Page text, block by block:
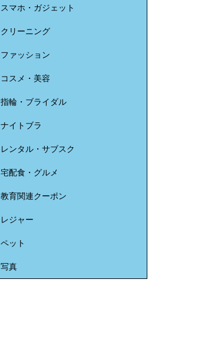
スマホ・ガジェット
クリーニング
ファッション
コスメ・美容
指輪・ブライダル
ナイトブラ
レンタル・サブスク
宅配食・グルメ
教育関連クーポン
レジャー
ペット
写真